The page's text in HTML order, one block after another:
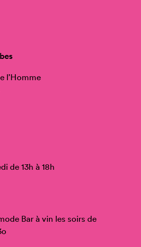
l’Homme
de 13h à 18h
Bar à vin les soirs de